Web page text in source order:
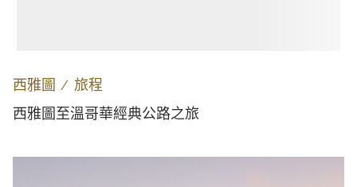
西雅圖 ∕ 旅程
西雅圖至溫哥華經典公路之旅